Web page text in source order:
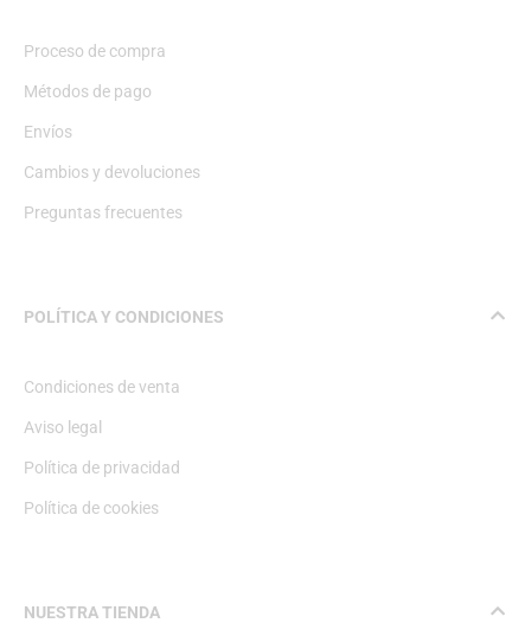
Proceso de compra
Métodos de pago
Envíos
Cambios y devoluciones
Preguntas frecuentes
POLÍTICA Y CONDICIONES
Condiciones de venta
Aviso legal
Política de privacidad
Política de cookies
NUESTRA TIENDA